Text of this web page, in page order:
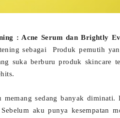
: Acne Serum dan Brightly
sebagai Produk pemutih
suka berburu produk skincare
sedang banyak
aku punya kesempatan